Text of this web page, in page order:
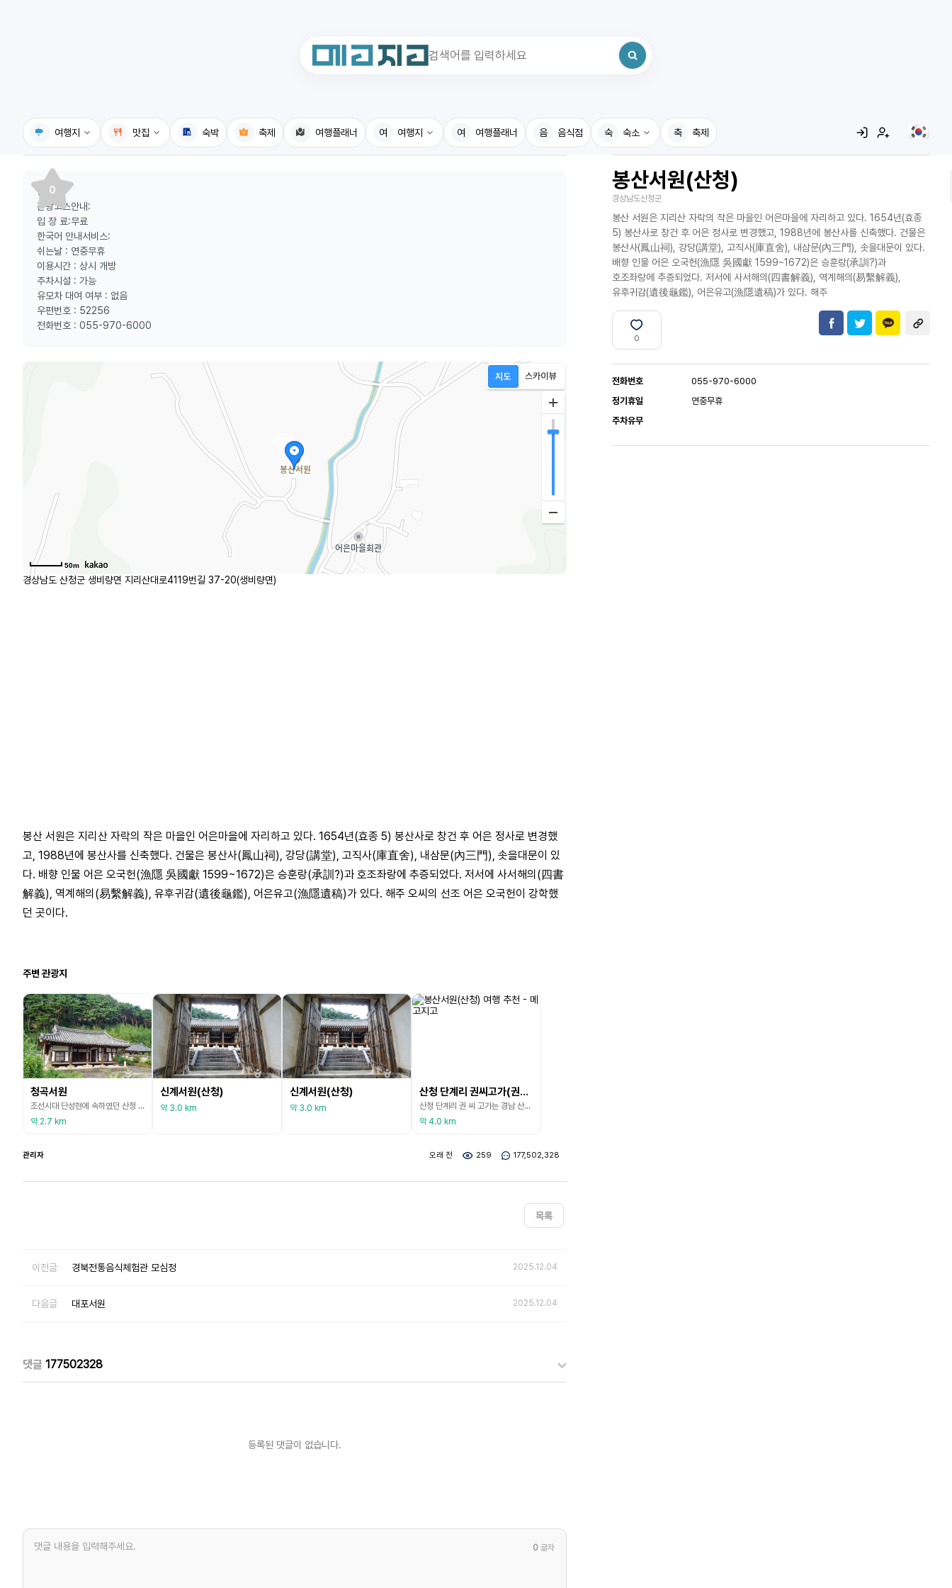
여행지
국내여행지
휴게소
전기충전소
식물도감
맛집 숙박 축제 여행플래너 여 여행지 여 여행플래너 음 음식점 숙 숙소
국내맛집
고수의레시피
음식용어사전
축 축제
최근 검색어가 없습니다.
봉산서원(산청)
경상남도산청군
봉산 서원은 지리산 자락의 작은 마을인 어은마을에 자리하고 있다. 1654년(효종
5) 봉산사로 창건 후 어은 정사로 변경했고, 1988년에 봉산사를 신축했다. 건물은
봉산사(鳳山祠), 강당(講堂), 고직사(庫直舍), 내삼문(內三門), 솟을대문이 있다.
배향 인물 어은 오국헌(漁隱 吳國獻 1599~1672)은 승훈랑(承訓?)과
호조좌랑에 추증되었다. 저서에 사서해의(四書解義), 역계해의(易繫解義),
유후귀감(遺後龜鑑), 어은유고(漁隱遺稿)가 있다. 해주
0
전화번호
055-970-6000
정기휴일
연중무휴
주차유무
0
등산로:
관광코스안내:
입 장 료:무료
한국어 안내서비스:
쉬는날 : 연중무휴
이용시간 : 상시 개방
주차시설 : 가능
유모차 대여 여부 : 없음
우편번호 : 52256
전화번호 : 055-970-6000
50m
경상남도 산청군 생비량면 지리산대로4119번길 37-20(생비량면)
봉산 서원은 지리산 자락의 작은 마을인 어은마을에 자리하고 있다. 1654년(효종 5) 봉산사로 창건 후 어은 정사로 변경했
고, 1988년에 봉산사를 신축했다. 건물은 봉산사(鳳山祠), 강당(講堂), 고직사(庫直舍), 내삼문(內三門), 솟을대문이 있
다. 배향 인물 어은 오국헌(漁隱 吳國獻 1599~1672)은 승훈랑(承訓?)과 호조좌랑에 추증되었다. 저서에 사서해의(四書
解義), 역계해의(易繫解義), 유후귀감(遺後龜鑑), 어은유고(漁隱遺稿)가 있다. 해주 오씨의 선조 어은 오국헌이 강학했
던 곳이다.
주변 관광지
청곡서원
조선시대 단성현에 속하였던 산청 청곡서원은 1702년(숙종 28년)에 일신당 이천경의 학덕을 추모하기 위해 사림이 창건했으나, 1868년(고종 5년) 서원철폐령으로 철거됐다. 이후 후손들이 1896년에 강당을, 1924년에 사당을 각각 중건했다. 이천경(1538~1610)은 남명 조식(南冥 曺植)의 문인으로, 효성이 지극하여 부모님의 봉양을 위해 관직을 사양했으며, 저서로 ‘일신당집(日新堂集)’이 있다. 청곡서원은 중심축에 따라 외삼문, 강당, 내삼문,
약 2.7 km
신계서원(산청)
약 3.0 km
신계서원(산청)
약 3.0 km
산청 단계리 권씨고가(권씨고가)
산청 단계리 권 씨 고가는 경남 산청군 신동면 단계리에 자리 잡고 있다. 권 씨 고가는 안채, 사랑채, 곳간채, 문간채 등 7동으로 구성되었다. 안채는 앞면 5칸, 옆면 2칸 크기로 지붕은 옆면에서 볼 때 여덟 팔(八) 자 모양을 한 팔작지붕이다. 가운데 있는 대청을 북쪽으로 트지 않고 마루방으로 만든 특이한 형식을 취하고 있다. 사랑채는 앞면 4칸, 옆면 2칸 크기의 팔작지붕이고 곳간 채는 앞면 4칸, 옆면 1칸 크기이다. 문간채는 앞면 4칸, 옆면
약 4.0 km
관리자 오래 전 259 177,502,328
목록
이전글 경북전통음식체험관 모심정 2025.12.04
다음글 대포서원 2025.12.04
댓글 177502328
등록된 댓글이 없습니다.
0 글자